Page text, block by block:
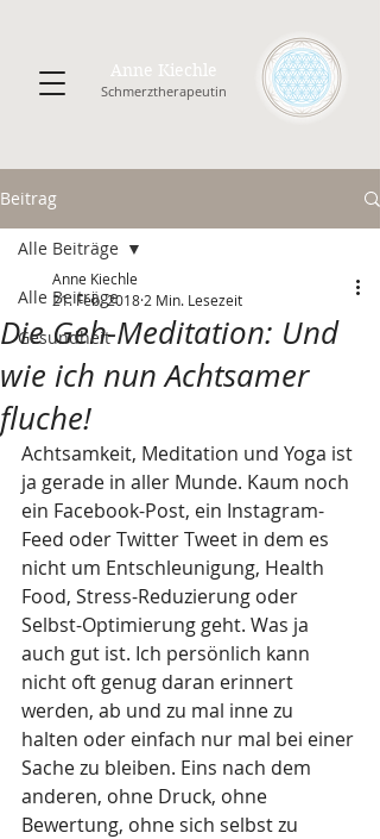
Anne Kiechle
Schmerztherapeutin
Beitrag
Alle Beiträge
Gesundheit
Alle Beiträge
Die Geh-Meditation: Und
wie ich nun Achtsamer
fluche!
Anne Kiechle
21. Feb. 2018 2 Min. Lesezeit
Achtsamkeit, Meditation und Yoga ist
ja gerade in aller Munde. Kaum noch
ein Facebook-Post, ein Instagram-
Feed oder Twitter Tweet in dem es
nicht um Entschleunigung, Health
Food, Stress-Reduzierung oder
Selbst-Optimierung geht. Was ja
auch gut ist. Ich persönlich kann
nicht oft genug daran erinnert
werden, ab und zu mal inne zu
halten oder einfach nur mal bei einer
Sache zu bleiben. Eins nach dem
anderen, ohne Druck, ohne
Bewertung, ohne sich selbst zu